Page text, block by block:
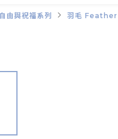
與祝福系列 羽毛 Feather